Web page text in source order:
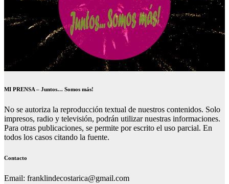
MI PRENSA – Juntos… Somos más!
No se autoriza la reproducción textual de nuestros contenidos. Solo
impresos, radio y televisión, podrán utilizar nuestras informaciones.
Para otras publicaciones, se permite por escrito el uso parcial. En
todos los casos citando la fuente.
Contacto
Email: franklindecostarica@gmail.com